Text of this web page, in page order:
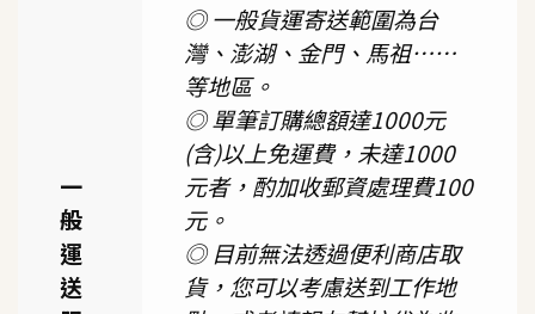
一
般
運
送
◎ 一般貨運寄送範圍為台
灣、澎湖、金門、馬祖……
等地區。
◎ 單筆訂購總額達1000元
(含)以上免運費，未達1000
元者，酌加收郵資處理費100
元。
◎ 目前無法透過便利商店取
貨，您可以考慮送到工作地